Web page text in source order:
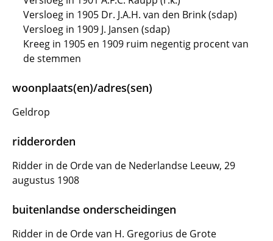
Versloeg in 1905 Dr. J.A.H. van den Brink (sdap)
Versloeg in 1909 J. Jansen (sdap)
Kreeg in 1905 en 1909 ruim negentig procent van
de stemmen
woonplaats(en)/adres(sen)
Geldrop
ridderorden
Ridder in de Orde van de Nederlandse Leeuw, 29
augustus 1908
buitenlandse onderscheidingen
Ridder in de Orde van H. Gregorius de Grote